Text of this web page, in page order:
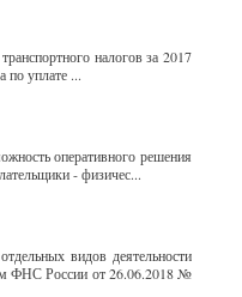
налогов за 2017
по уплате ...
оперативного решения
- физичес...
видов деятельности
ФНС России от 26.06.2018 №